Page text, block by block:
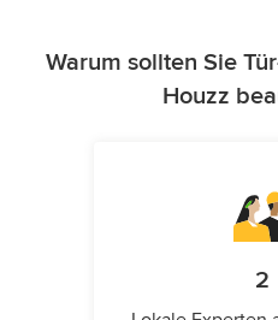
Warum sollten Sie
Houzz
2